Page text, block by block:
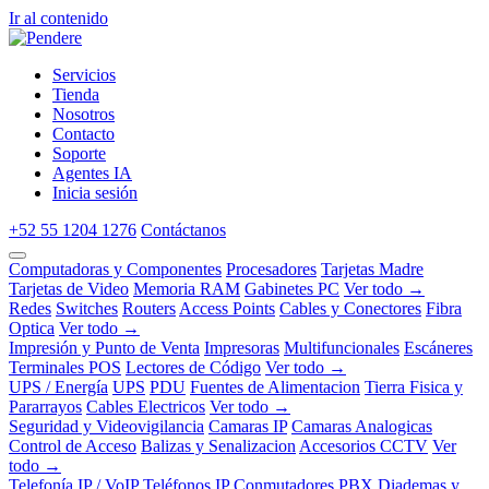
Ir al contenido
Servicios
Tienda
Nosotros
Contacto
Soporte
Agentes IA
Inicia sesión
+52 55 1204 1276 Contáctanos
Computadoras y Componentes Procesadores Tarjetas Madre
Tarjetas de Video Memoria RAM Gabinetes PC Ver todo →
Redes Switches Routers Access Points Cables y Conectores Fibra
Optica Ver todo →
Impresión y Punto de Venta Impresoras Multifuncionales Escáneres
Terminales POS Lectores de Código Ver todo →
UPS / Energía UPS PDU Fuentes de Alimentacion Tierra Fisica y
Pararrayos Cables Electricos Ver todo →
Seguridad y Videovigilancia Camaras IP Camaras Analogicas
Control de Acceso Balizas y Senalizacion Accesorios CCTV Ver
todo →
Telefonía IP / VoIP Teléfonos IP Conmutadores PBX Diademas y